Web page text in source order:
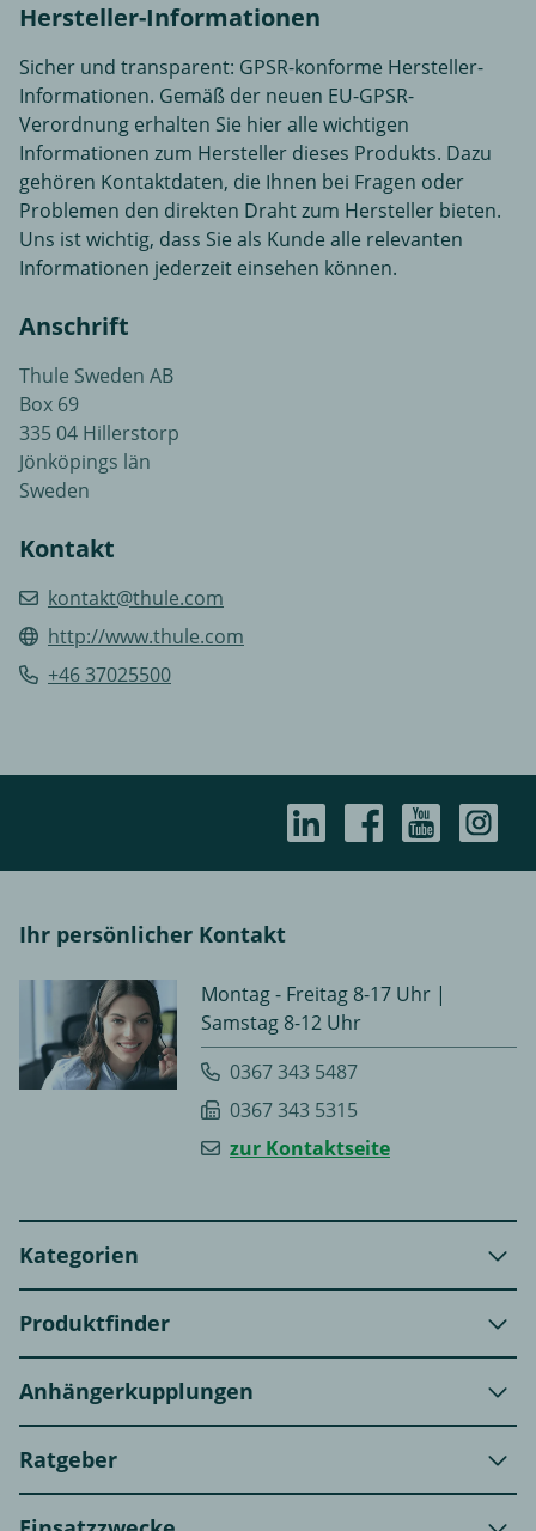
Hersteller-Informationen
Sicher und transparent: GPSR-konforme Hersteller-
Informationen. Gemäß der neuen EU-GPSR-
Verordnung erhalten Sie hier alle wichtigen
Informationen zum Hersteller dieses Produkts. Dazu
gehören Kontaktdaten, die Ihnen bei Fragen oder
Problemen den direkten Draht zum Hersteller bieten.
Uns ist wichtig, dass Sie als Kunde alle relevanten
Informationen jederzeit einsehen können.
Anschrift
Thule Sweden AB
Box 69
335 04 Hillerstorp
Jönköpings län
Sweden
Kontakt
kontakt@thule.com
http://www.thule.com
+46 37025500
Ihr persönlicher Kontakt
Montag - Freitag 8-17 Uhr |
Samstag 8-12 Uhr
0367 343 5487
0367 343 5315
zur Kontaktseite
Kategorien
Produktfinder
Anhängerkupplungen
Ratgeber